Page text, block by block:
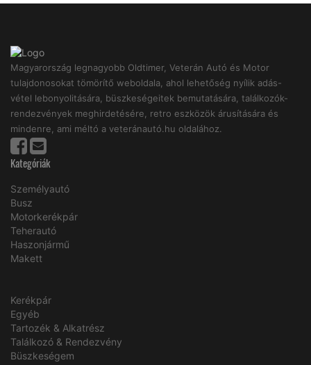
Magyarország legnagyobb Oldtimer, Veterán Autó és Motor
tulajdonosokat tömörítő weboldala, ahol lehetőség nyílik adás-
vétel lebonyolitására, büszkeségeitek bemutatására, találkozók-
rendezvények meghirdetésére, retro eszközök árusítására és
mindenre, ami méltó a veteránautó.hu oldalához.
Kategóriák
Személyautó
Busz
Motorkerékpár
Teherautó
Haszonjármű
Makett
Kerékpár
Egyéb
Tartozék & Alkatrész
Találkozó & Rendezvény
Büszkeségem